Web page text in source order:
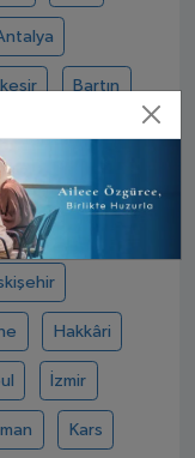
Bartın
Bitlis
Çankırı
Hakkâri
İzmir
Kars